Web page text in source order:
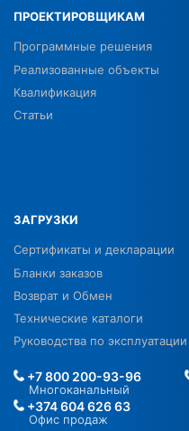
ПРОЕКТИРОВЩИКАМ
Программные решения
Реализованные объекты
Квалификация
Статьи
ЗАГРУЗКИ
Сертификаты и декларации
Бланки заказов
Возврат и Обмен
Технические каталоги
Руководства по эксплуатации
+7 800 200-93-96
Многоканальный
+374 604 626 63
Офис продаж